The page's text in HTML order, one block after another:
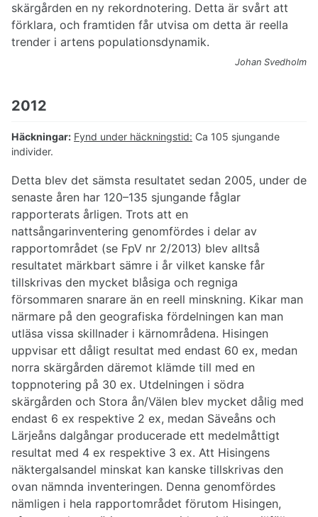
skärgården en ny rekordnotering. Detta är svårt att
förklara, och framtiden får utvisa om detta är reella
trender i artens populationsdynamik.
Johan Svedholm
2012
Häckningar: Fynd under häckningstid: Ca 105 sjungande
individer.
Detta blev det sämsta resultatet sedan 2005, under de
senaste åren har 120–135 sjungande fåglar
rapporterats årligen. Trots att en
nattsångarinventering genomfördes i delar av
rapportområdet (se FpV nr 2/2013) blev alltså
resultatet märkbart sämre i år vilket kanske får
tillskrivas den mycket blåsiga och regniga
försommaren snarare än en reell minskning. Kikar man
närmare på den geografiska fördelningen kan man
utläsa vissa skillnader i kärnområdena. Hisingen
uppvisar ett dåligt resultat med endast 60 ex, medan
norra skärgården däremot klämde till med en
toppnotering på 30 ex. Utdelningen i södra
skärgården och Stora ån/Välen blev mycket dålig med
endast 6 ex respektive 2 ex, medan Säveåns och
Lärjeåns dalgångar producerade ett medelmåttigt
resultat med 4 ex respektive 3 ex. Att Hisingens
näktergalsandel minskat kan kanske tillskrivas den
ovan nämnda inventeringen. Denna genomfördes
nämligen i hela rapportområdet förutom Hisingen,